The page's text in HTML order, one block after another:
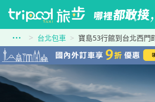
台北包車 寶島53行館到台北西門